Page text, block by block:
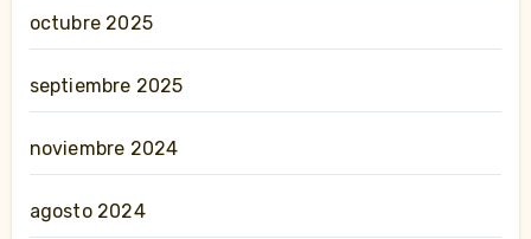
octubre 2025
septiembre 2025
noviembre 2024
agosto 2024